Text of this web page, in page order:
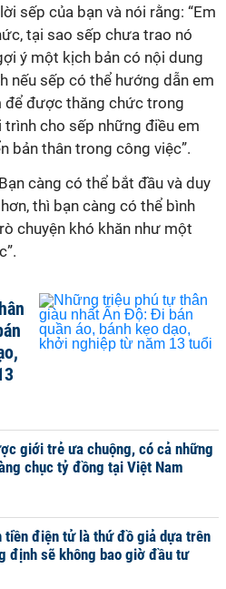
sếp của bạn và nói rằng: “Em
tại sao sếp chưa trao nó
ý một kịch bản có nội dung
nếu sếp có thể hướng dẫn em
để được thăng chức trong
cho sếp những điều em
bản thân trong công việc”.
càng có thể bắt đầu và duy
thì bạn càng có thể bình
chuyện khó khăn như một
giới trẻ ưa chuộng, có cả những
chục tỷ đồng tại Việt Nam
tiền điện tử là thứ đồ giả dựa trên
định sẽ không bao giờ đầu tư